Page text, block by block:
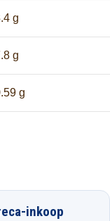
g
g
g
inkoop